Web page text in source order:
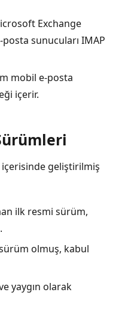
Exchange
sunucuları IMAP
mobil e-posta
içerir.
geliştirilmiş
ilk resmi sürüm,
olmuş, kabul
yaygın olarak